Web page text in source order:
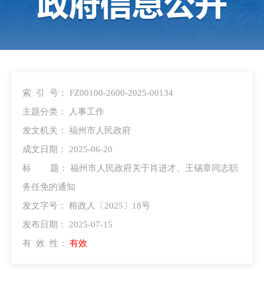
索 引 号： FZ00100-2600-2025-00134
主题分类：
人事工作
发文机关： 福州市人民政府
成文日期： 2025-06-20
标 题： 福州市人民政府关于肖进才、王锡章同志职
务任免的通知
发文字号： 榕政人〔2025〕18号
发布日期： 2025-07-15
有 效 性： 有效